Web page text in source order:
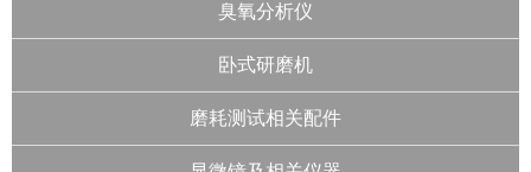
臭氧分析仪
卧式研磨机
磨耗测试相关配件